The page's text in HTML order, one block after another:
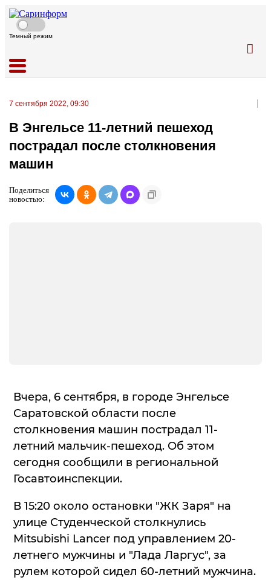
Темный режим
7 сентября 2022, 09:30
В Энгельсе 11-летний пешеход
пострадал после столкновения
машин
Поделиться
новостью:
Вчера, 6 сентября, в городе Энгельсе
Саратовской области после
столкновения машин пострадал 11-
летний мальчик-пешеход. Об этом
сегодня сообщили в региональной
Госавтоинспекции.
В 15:20 около остановки "ЖК Заря" на
улице Студенческой столкнулись
Mitsubishi Lancer под управлением 20-
летнего мужчины и "Лада Ларгус", за
рулем которой сидел 60-летний мужчина.